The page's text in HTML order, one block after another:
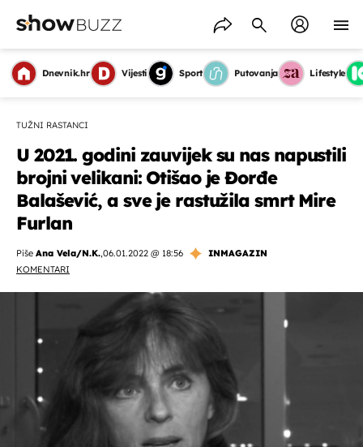
Dnevnik.hr Vijesti Sport Putovanja Lifestyle
TUŽNI RASTANCI
U 2021. godini zauvijek su nas napustili
brojni velikani: Otišao je Đorđe
Balašević, a sve je rastužila smrt Mire
Furlan
Piše Ana Vela/N.K.,06.01.2022 @ 18:56
INMAGAZIN
KOMENTARI
OMOGUĆI OBAVIJESTI